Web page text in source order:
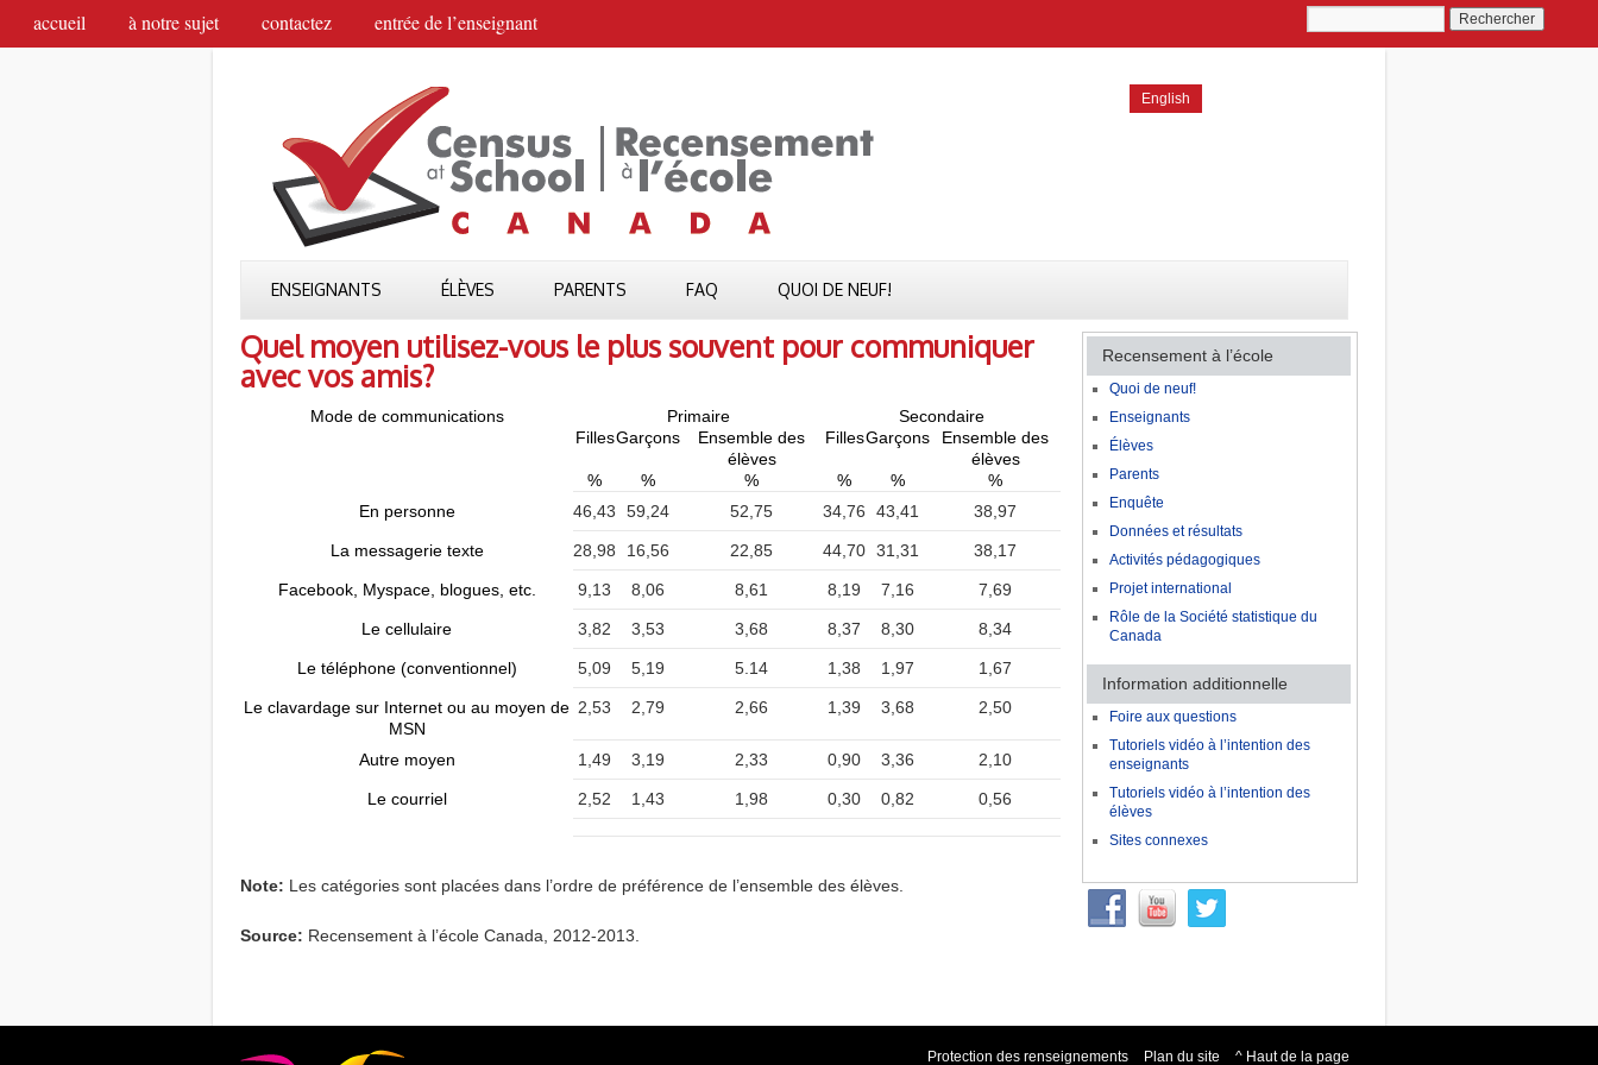
accueil à notre sujet contactez entrée de l’enseignant
English
ENSEIGNANTS ÉLÈVES PARENTS FAQ QUOI DE NEUF!
Quel moyen utilisez-vous le plus souvent pour communiquer
avec vos amis?
Mode de communications Primaire
Secondaire
FillesGarçons
Ensemble des
élèves
FillesGarçons
Ensemble des
élèves
%
% % % %
%
En personne
46,43 59,24 52,75 34,76 43,41 38,97
La messagerie texte 28,98 16,56 22,85 44,70 31,31 38,17
Facebook, Myspace, blogues, etc. 9,13 8,06 8,61 8,19 7,16 7,69
Le cellulaire 3,82 3,53 3,68 8,37 8,30 8,34
Le téléphone (conventionnel) 5,09 5,19 5.14 1,38 1,97 1,67
Le clavardage sur Internet ou au moyen de
MSN
2,53 2,79 2,66 1,39 3,68 2,50
Autre moyen 1,49 3,19 2,33 0,90 3,36 2,10
Le courriel 2,52 1,43 1,98 0,30 0,82 0,56
Note: Les catégories sont placées dans l’ordre de préférence de l’ensemble des élèves.
Source: Recensement à l’école Canada, 2012-2013.
Recensement à l’école
Quoi de neuf!
Enseignants
Élèves
Parents
Enquête
Données et résultats
Activités pédagogiques
Projet international
Rôle de la Société statistique du
Canada
Information additionnelle
Foire aux questions
Tutoriels vidéo à l’intention des
enseignants
Tutoriels vidéo à l’intention des
élèves
Sites connexes
Protection des renseignements Plan du site ^ Haut de la page